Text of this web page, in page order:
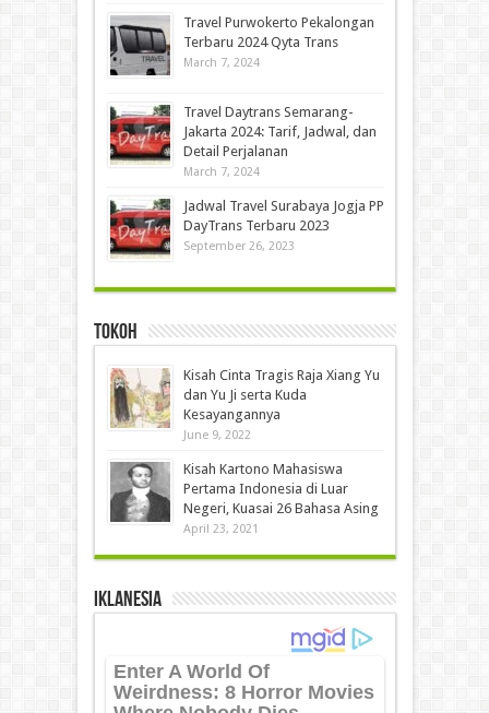
Travel Purwokerto Pekalongan
Terbaru 2024 Qyta Trans
March 7, 2024
Travel Daytrans Semarang-
Jakarta 2024: Tarif, Jadwal, dan
Detail Perjalanan
March 7, 2024
Jadwal Travel Surabaya Jogja PP
DayTrans Terbaru 2023
September 26, 2023
Tokoh
Kisah Cinta Tragis Raja Xiang Yu
dan Yu Ji serta Kuda
Kesayangannya
June 9, 2022
Kisah Kartono Mahasiswa
Pertama Indonesia di Luar
Negeri, Kuasai 26 Bahasa Asing
April 23, 2021
IKLANESIA